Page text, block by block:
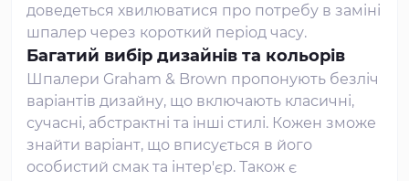
доведеться хвилюватися про потребу в заміні
шпалер через короткий період часу.
Багатий вибір дизайнів та кольорів
Шпалери Graham & Brown пропонують безліч
варіантів дизайну, що включають класичні,
сучасні, абстрактні та інші стилі. Кожен зможе
знайти варіант, що вписується в його
особистий смак та інтер'єр. Також є